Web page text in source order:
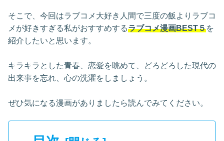
そこで、今回はラブコメ大好き人間で三度の飯よりラブコ
メが好きすぎる私がおすすめするラブコメ漫画BEST５を
紹介したいと思います。
キラキラとした青春、恋愛を眺めて、どろどろした現代の
出来事を忘れ、心の洗濯をしましょう。
ぜひ気になる漫画がありましたら読んでみてください。